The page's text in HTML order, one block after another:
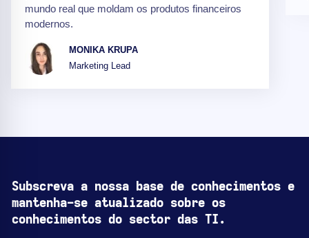
mundo real que moldam os produtos financeiros
modernos.
MONIKA KRUPA
Marketing Lead
Subscreva a nossa base de conhecimentos e
mantenha-se atualizado sobre os
conhecimentos do sector das TI.